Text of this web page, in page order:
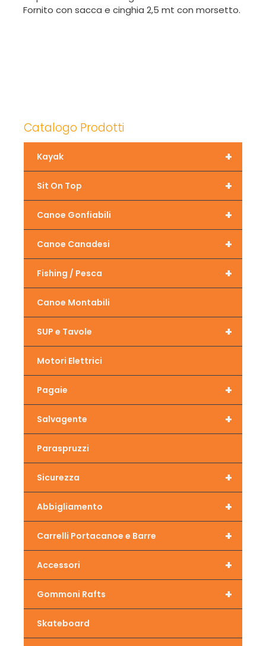
Fornito con sacca e cinghia 2,5 mt con morsetto.
Catalogo Prodotti
+
Kayak
+
Sit On Top
+
Canoe Gonfiabili
+
Canoe Canadesi
+
Fishing / Pesca
Canoe Montabili
+
SUP e Tavole
Motori Elettrici
+
Pagaie
+
Salvagente
Paraspruzzi
+
Sicurezza
+
Abbigliamento
+
Carrelli Portacanoe e Barre
+
Accessori
+
Gommoni Rafts
Skateboard